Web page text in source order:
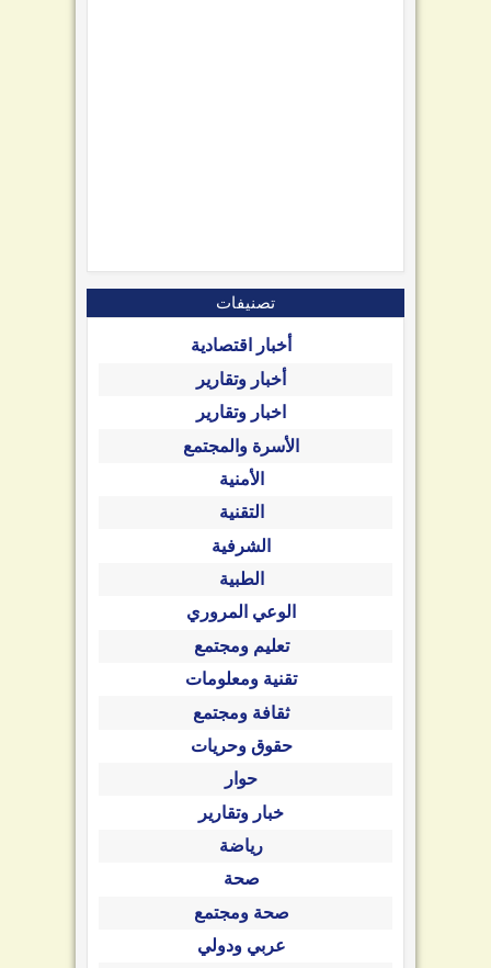
تصنيفات
أخبار اقتصادية
أخبار وتقارير
اخبار وتقارير
الأسرة والمجتمع
الأمنية
التقنية
الشرفية
الطبية
الوعي المروري
تعليم ومجتمع
تقنية ومعلومات
ثقافة ومجتمع
حقوق وحريات
حوار
خبار وتقارير
رياضة
صحة
صحة ومجتمع
عربي ودولي